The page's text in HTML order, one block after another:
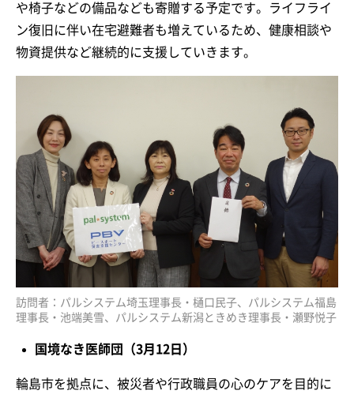
や椅子などの備品なども寄贈する予定です。ライフライ
ン復旧に伴い在宅避難者も増えているため、健康相談や
物資提供など継続的に支援していきます。
訪問者：パルシステム埼玉理事長・樋口民子、パルシステム福島
理事長・池端美雪、パルシステム新潟ときめき理事長・瀬野悦子
国境なき医師団（3月12日）
輪島市を拠点に、被災者や行政職員の心のケアを目的に